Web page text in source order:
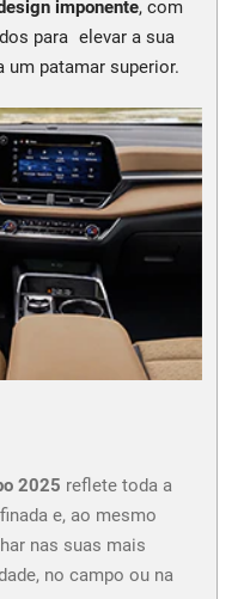
imponente, com
para elevar a sua
um patamar superior.
2025 reflete toda a
e, ao mesmo
nas suas mais
no campo ou na